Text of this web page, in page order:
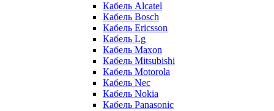
Кабель Alcatel
Кабель Bosch
Кабель Ericsson
Кабель Lg
Кабель Maxon
Кабель Mitsubishi
Кабель Motorola
Кабель Nec
Кабель Nokia
Кабель Panasonic